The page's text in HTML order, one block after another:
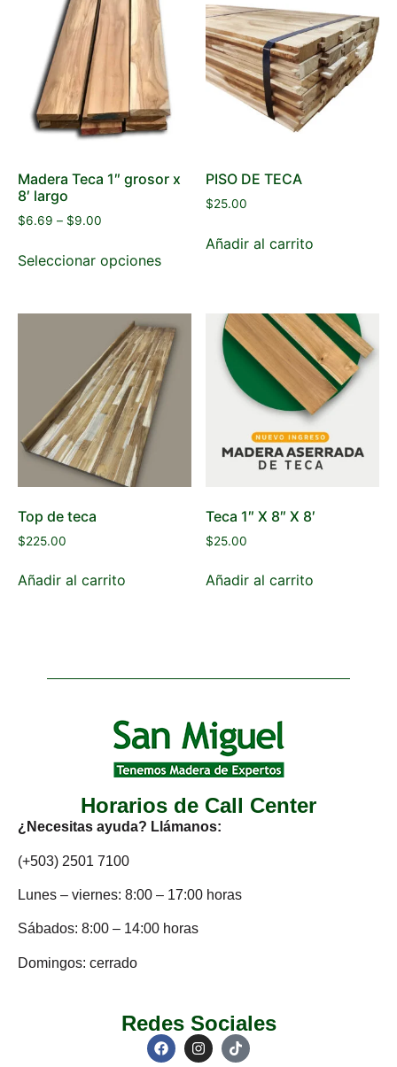
Madera Teca 1″ grosor x
8′ largo
$6.69 – $9.00
Seleccionar opciones
PISO DE TECA
$25.00
Añadir al carrito
Top de teca
$225.00
Añadir al carrito
Teca 1″ X 8″ X 8′
$25.00
Añadir al carrito
Horarios de Call Center
¿Necesitas ayuda? Llámanos:
(+503) 2501 7100
Lunes – viernes: 8:00 – 17:00 horas
Sábados: 8:00 – 14:00 horas
Domingos: cerrado
Redes Sociales